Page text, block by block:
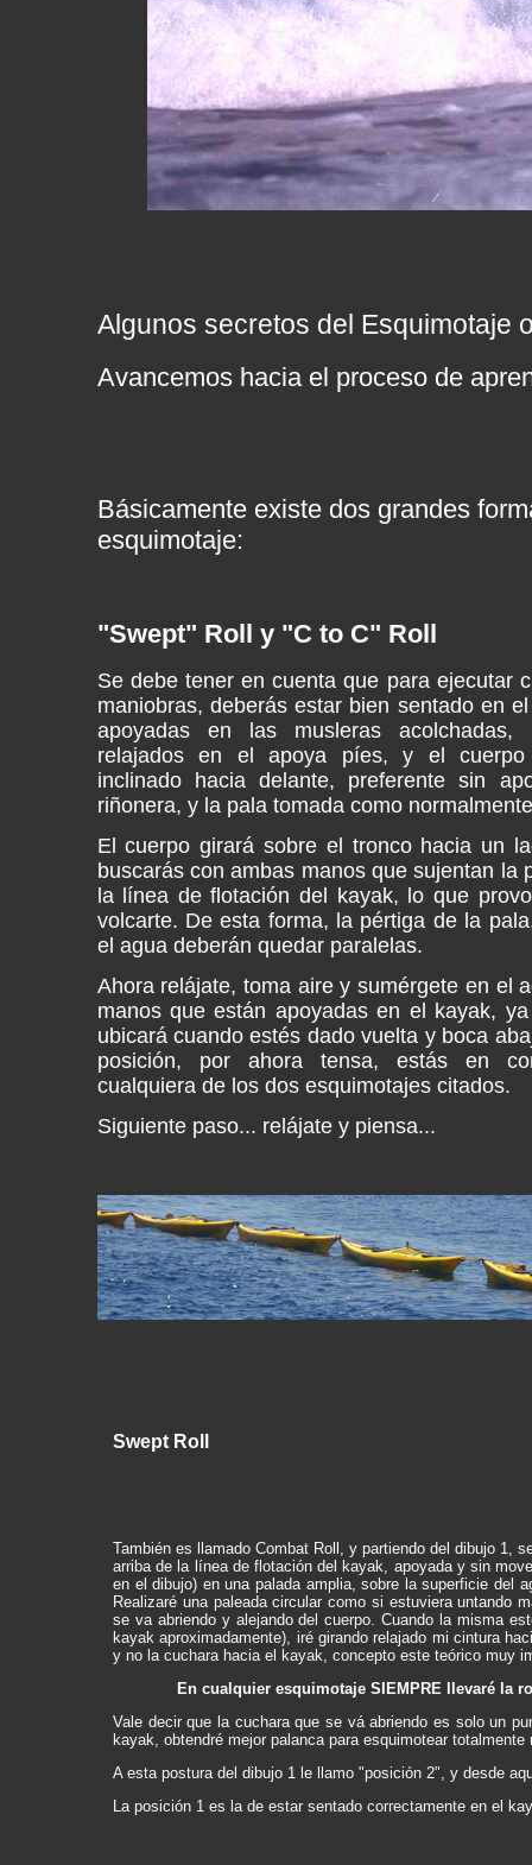
Algunos secretos del Esquimotaje
Avancemos hacia el proceso de
Básicamente existe dos grandes
esquimotaje:
"Swept" Roll y "C to C" Roll
Se debe tener en cuenta que para ejecutar
maniobras, deberás estar bien sentado en
apoyadas en las musleras acolchadas,
relajados en el apoya píes, y el cuerpo
inclinado hacia delante, preferente sin
riñonera, y la pala tomada como
El cuerpo girará sobre el tronco hacia un
buscarás con ambas manos que sujentan la
la línea de flotación del kayak, lo que
volcarte. De esta forma, la pértiga de la
el agua deberán quedar paralelas.
Ahora relájate, toma aire y sumérgete en el
manos que están apoyadas en el kayak,
ubicará cuando estés dado vuelta y boca
posición, por ahora tensa, estás en
cualquiera de los dos esquimotajes citados.
Siguiente paso... relájate y piensa...
Swept Roll
También es llamado Combat Roll, y partiendo del dibujo 1,
arriba de la línea de flotación del kayak, apoyada y sin
en el dibujo) en una palada amplia, sobre la superficie del
Realizaré una paleada circular como si estuviera untando
se va abriendo y alejando del cuerpo. Cuando la misma
kayak aproximadamente), iré girando relajado mi cintura
y no la cuchara hacia el kayak, concepto este teórico muy
En cualquier esquimotaje SIEMPRE llevaré la
Vale decir que la cuchara que se vá abriendo es solo un
kayak, obtendré mejor palanca para esquimotear
A esta postura del dibujo 1 le llamo "posición 2", y desde
La posición 1 es la de estar sentado correctamente en el